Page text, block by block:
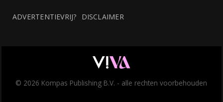
ADVERTENTIEVRIJ? DISCLAIMER
© 2026 Kompas Publishing B.V. - alle rechten voorbehouden